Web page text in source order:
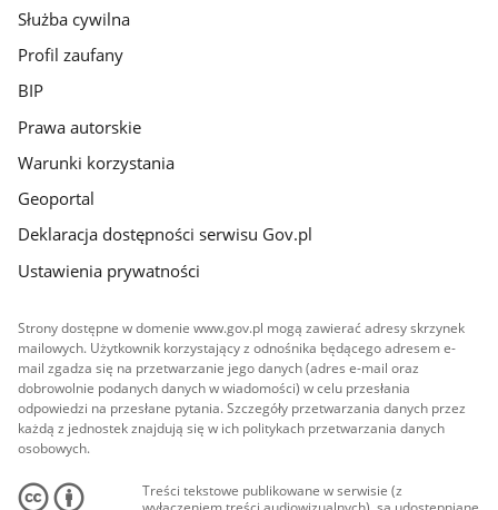
Służba cywilna
Profil zaufany
BIP
Prawa autorskie
Warunki korzystania
Geoportal
Deklaracja dostępności serwisu Gov.pl
Ustawienia prywatności
Strony dostępne w domenie www.gov.pl mogą zawierać adresy skrzynek
mailowych. Użytkownik korzystający z odnośnika będącego adresem e-
mail zgadza się na przetwarzanie jego danych (adres e-mail oraz
dobrowolnie podanych danych w wiadomości) w celu przesłania
odpowiedzi na przesłane pytania. Szczegóły przetwarzania danych przez
każdą z jednostek znajdują się w ich politykach przetwarzania danych
osobowych.
Treści tekstowe publikowane w serwisie (z